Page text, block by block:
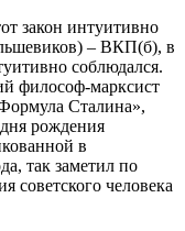
закон интуитивно
– ВКП(б), в
соблюдался.
философ-марксист
Сталина»,
рождения
в
так заметил по
советского человека